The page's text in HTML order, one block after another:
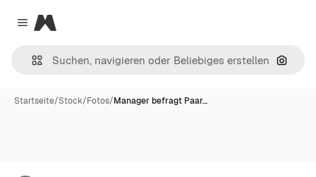
Close menu
Magnific
Nach
Startseite/Stock/Fotos/Manager befragt Paar…